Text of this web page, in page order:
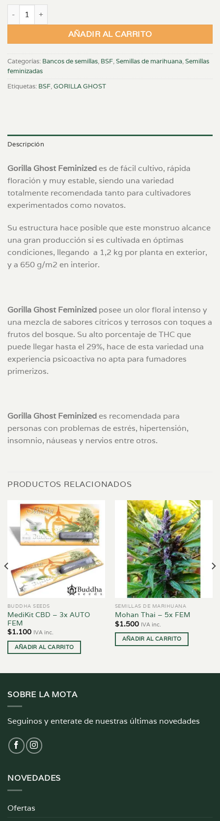
GORILLA GHOST X 2 FEM cantidad
AÑADIR AL CARRITO
Categorías: Bancos de semillas, BSF,Semillas de marihuana,Semillas
feminizadas
Etiquetas: BSF,GORILLA GHOST
Descripción
Gorilla Ghost Feminized es de fácil cultivo, rápida
floración y muy estable, siendo una variedad
totalmente recomendada tanto para cultivadores
experimentados como novatos.
Su estructura hace posible que este monstruo alcance
una gran producción si es cultivada en óptimas
condiciones, llegando a 1,2 kg por planta en exterior,
y a 650 g/m2 en interior.
Gorilla Ghost Feminized posee un olor floral intenso y
una mezcla de sabores cítricos y terrosos con toques a
frutos del bosque. Su alto porcentaje de THC que
puede llegar hasta el 29%, hace de esta variedad una
experiencia psicoactiva no apta para fumadores
primerizos.
Gorilla Ghost Feminized es recomendada para
personas con problemas de estrés, hipertensión,
insomnio, náuseas y nervios entre otros.
PRODUCTOS RELACIONADOS
BUDDHA SEEDS
MediKit CBD – 3x AUTO
FEM
$1.100 IVA inc.
AÑADIR AL CARRITO
SEMILLAS DE MARIHUANA
Mohan Thai – 5x FEM
$1.500 IVA inc.
AÑADIR AL CARRITO
SOBRE LA MOTA
Seguinos y enterate de nuestras últimas novedades
NOVEDADES
Ofertas